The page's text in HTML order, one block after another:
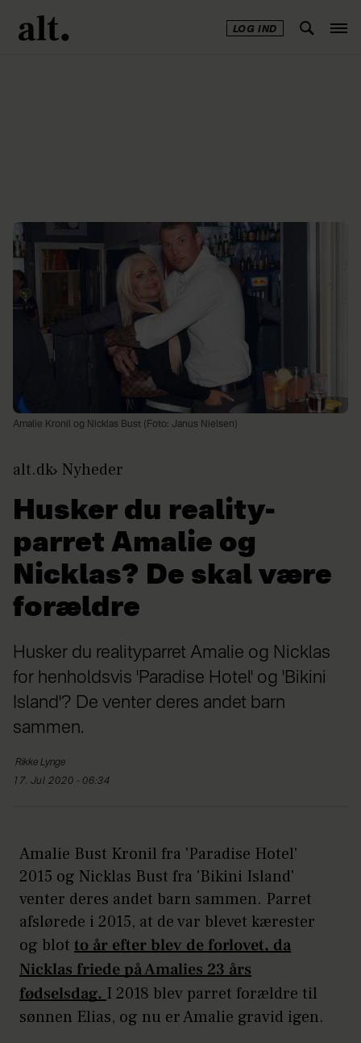
LOG IND
Amalie Kronil og Nicklas Bust (Foto: Janus Nielsen)
alt.dk Nyheder
Husker du reality-
parret Amalie og
Nicklas? De skal være
forældre
Husker du realityparret Amalie og Nicklas
for henholdsvis 'Paradise Hotel' og 'Bikini
Island'? De venter deres andet barn
sammen.
Rikke Lynge
17. Jul 2020 - 06:34
Amalie Bust Kronil fra 'Paradise Hotel'
2015 og Nicklas Bust fra 'Bikini Island'
venter deres andet barn sammen. Parret
afslørede i 2015, at de var blevet kærester
og blot to år efter blev de forlovet, da
Nicklas friede på Amalies 23 års
fødselsdag.I 2018 blev parret forældre til
sønnen Elias, og nu er Amalie gravid igen.